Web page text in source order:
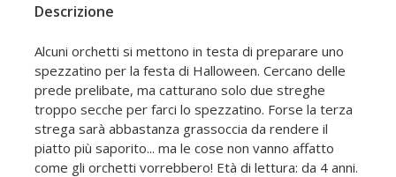
Descrizione
Alcuni orchetti si mettono in testa di preparare uno
spezzatino per la festa di Halloween. Cercano delle
prede prelibate, ma catturano solo due streghe
troppo secche per farci lo spezzatino. Forse la terza
strega sarà abbastanza grassoccia da rendere il
piatto più saporito... ma le cose non vanno affatto
come gli orchetti vorrebbero! Età di lettura: da 4 anni.